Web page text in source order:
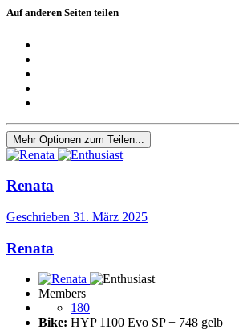
Auf anderen Seiten teilen
Mehr Optionen zum Teilen...
Renata
Geschrieben 31. März 2025
Renata
Members
180
Bike: HYP 1100 Evo SP + 748 gelb